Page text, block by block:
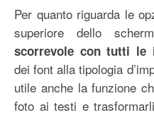
Per quanto riguarda le
superiore dello
scorrevole con tutti le
dei font alla tipologia
utile anche la funzione
foto ai testi e